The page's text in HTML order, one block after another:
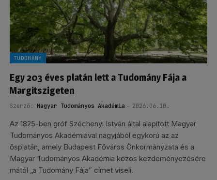
TUDOMÁNY
Egy 203 éves platán lett a Tudomány Fája a
Margitszigeten
Szerző: Magyar Tudományos Akadémia 2026.06.10.
Az 1825-ben gróf Széchenyi István által alapított Magyar
Tudományos Akadémiával nagyjából egykorú az az
ősplatán, amely Budapest Főváros Önkormányzata és a
Magyar Tudományos Akadémia közös kezdeményezésére
mától „a Tudomány Fája” címet viseli.